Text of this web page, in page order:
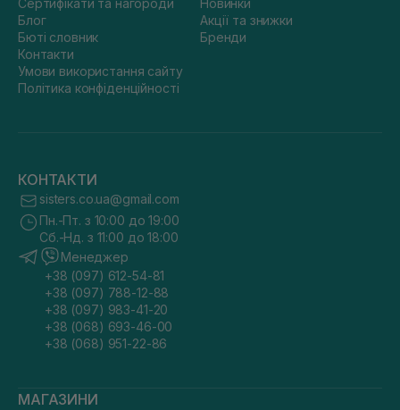
Сертифікати та нагороди
Блог
Бюті словник
Контакти
Умови використання сайту
Політика конфіденційності
Новинки
Акції та знижки
Бренди
КОНТАКТИ
sisters.co.ua@gmail.com
Пн.-Пт. з 10:00 до 19:00
Сб.-Нд. з 11:00 до 18:00
Менеджер
+38 (097) 612-54-81
+38 (097) 788-12-88
+38 (097) 983-41-20
+38 (068) 693-46-00
+38 (068) 951-22-86
МАГАЗИНИ